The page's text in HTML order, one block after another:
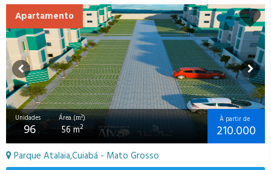
Apartamento
Unidades
96
Área (m²)
56 m2
À partir de
210.000
Parque Atalaia,Cuiabá - Mato Grosso